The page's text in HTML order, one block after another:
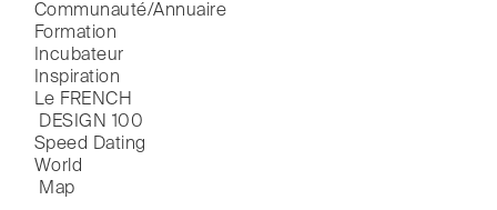
Communauté/Annuaire
Formation
Incubateur
Inspiration
Le FRENCH
DESIGN 100
Speed Dating
World
Map